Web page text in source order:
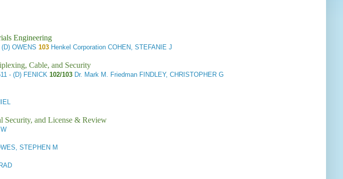
Engineering
OWENS 103 Henkel Corporation COHEN, STEFANIE J
Cable, and Security
- (D) FENICK 102/103 Dr. Mark M. Friedman FINDLEY, CHRISTOPHER G
Security, and License & Review
STEPHEN M